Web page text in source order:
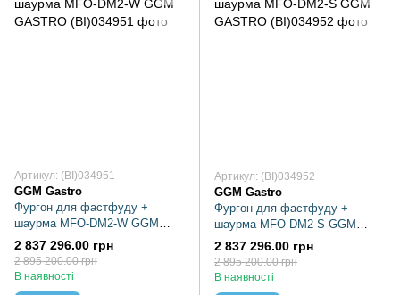
Артикул: (BI)034951
GGM Gastro
Фургон для фастфуду +
шаурма MFO-DM2-W GGM
GASTRO
2 837 296.00 грн
2 895 200.00 грн
В наявності
Артикул: (BI)034952
GGM Gastro
Фургон для фастфуду +
шаурма MFO-DM2-S GGM
GASTRO
2 837 296.00 грн
2 895 200.00 грн
В наявності